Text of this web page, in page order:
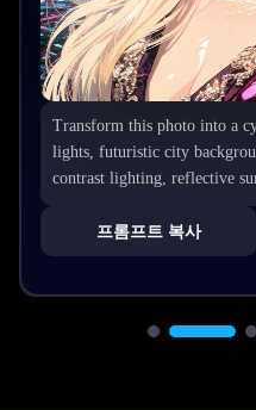
Transform this photo into a
lights, futuristic city
contrast lighting, reflective
sharp focus, vibrant neon
ultra-detailed, 4k resolution.
프롬프트 복사